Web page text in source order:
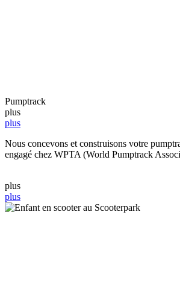
Pumptrack
plus
plus
Nous concevons et construisons votre
engagé chez WPTA (World Pumptrack
plus
plus